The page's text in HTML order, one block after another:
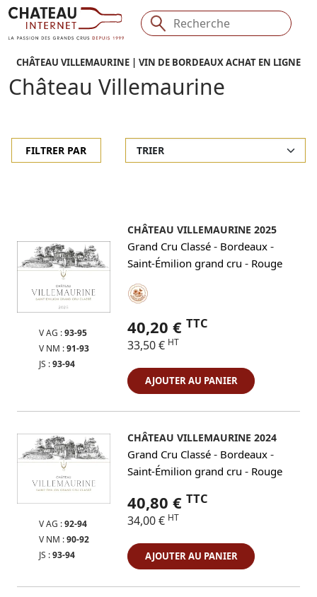
CHÂTEAU VILLEMAURINE | VIN DE BORDEAUX ACHAT EN LIGNE
Château Villemaurine
FILTRER PAR
V AG :93-95
V NM :91-93
JS :93-94
CHÂTEAU VILLEMAURINE 2025
Grand Cru Classé - Bordeaux -
Saint-Émilion grand cru - Rouge
40,20 € TTC
33,50 € HT
AJOUTER AU PANIER
V AG :92-94
V NM :90-92
JS :93-94
CHÂTEAU VILLEMAURINE 2024
Grand Cru Classé - Bordeaux -
Saint-Émilion grand cru - Rouge
40,80 € TTC
34,00 € HT
AJOUTER AU PANIER